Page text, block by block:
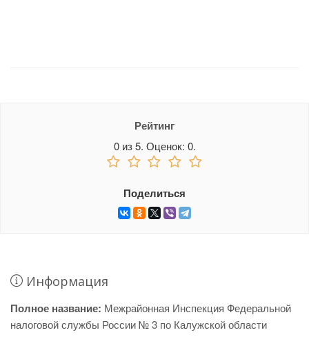
Рейтинг
0из5. Оценок: 0.
Поделиться
Информация
Полное название: Межрайонная Инспекция Федеральной
налоговой службы России № 3 по Калужской области